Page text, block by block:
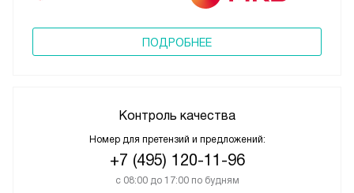
ПОДРОБНЕЕ
Контроль качества
Номер для претензий и предложений:
+7 (495) 120-11-96
с 08:00 до 17:00 по будням